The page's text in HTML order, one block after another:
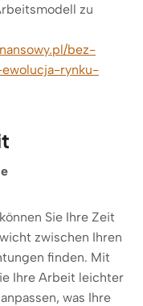
zu
bez-
rynku-
Sie Ihre Zeit
zwischen Ihren
finden. Mit
Ihre Arbeit leichter
was Ihre